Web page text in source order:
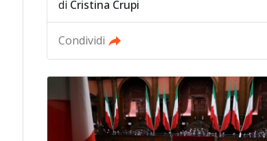
di Cristina Crupi
Condividi